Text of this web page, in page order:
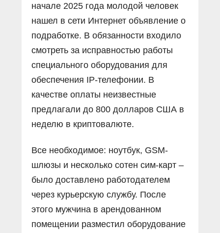
начале 2025 года молодой человек
нашел в сети Интернет объявление о
подработке. В обязанности входило
смотреть за исправностью работы
специального оборудования для
обеспечения IP-телефонии. В
качестве оплаты неизвестные
предлагали до 800 долларов США в
неделю в криптовалюте.
Все необходимое: ноутбук, GSM-
шлюзы и несколько сотен сим-карт –
было доставлено работодателем
через курьерскую службу. После
этого мужчина в арендованном
помещении разместил оборудование